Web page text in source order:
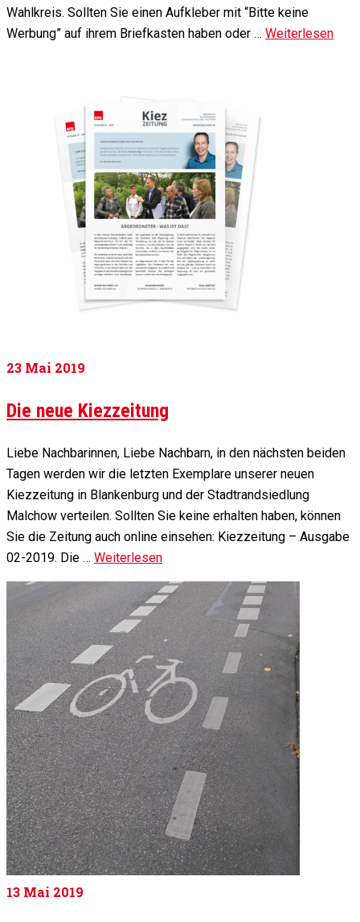
Wahlkreis. Sollten Sie einen Aufkleber mit “Bitte keine
Werbung” auf ihrem Briefkasten haben oder … Weiterlesen
23 Mai 2019
Die neue Kiezzeitung
Liebe Nachbarinnen, Liebe Nachbarn, in den nächsten beiden
Tagen werden wir die letzten Exemplare unserer neuen
Kiezzeitung in Blankenburg und der Stadtrandsiedlung
Malchow verteilen. Sollten Sie keine erhalten haben, können
Sie die Zeitung auch online einsehen: Kiezzeitung – Ausgabe
02-2019. Die … Weiterlesen
13 Mai 2019